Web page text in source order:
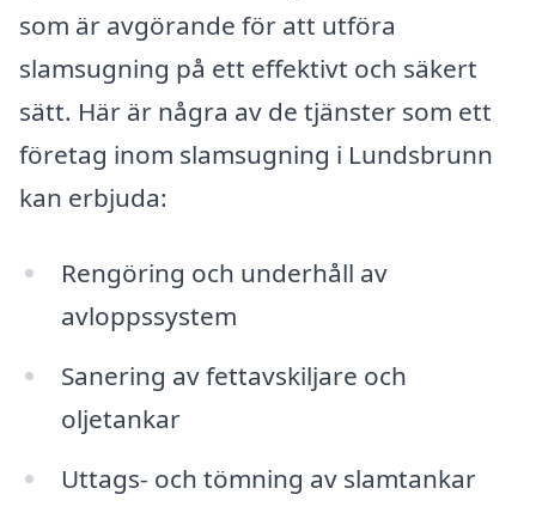
som är avgörande för att utföra
slamsugning på ett effektivt och säkert
sätt. Här är några av de tjänster som ett
företag inom slamsugning i Lundsbrunn
kan erbjuda:
Rengöring och underhåll av
avloppssystem
Sanering av fettavskiljare och
oljetankar
Uttags- och tömning av slamtankar